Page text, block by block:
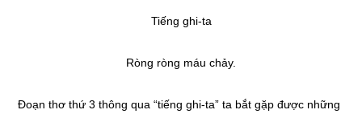
Tiếng ghi-ta
Ròng ròng máu chảy.
Đoạn thơ thứ 3 thông qua “tiếng ghi-ta” ta bắt gặp được những